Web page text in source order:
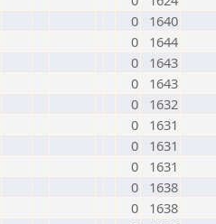
0
1640
0
1644
0
1643
0
1643
0
1632
0
1631
0
1631
0
1631
0
1638
0
1638